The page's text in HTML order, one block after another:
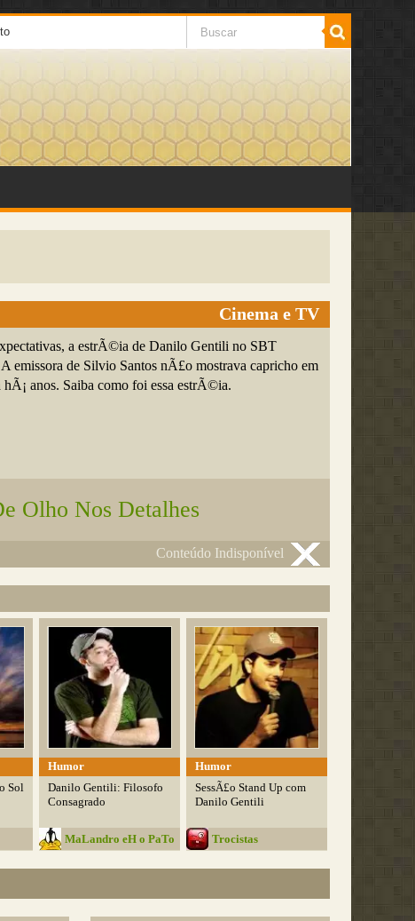
Cinema e TV
a estrÃ©ia de Danilo Gentili no SBT
emissora de Silvio Santos nÃ£o mostrava capricho em
hÃ¡ anos. Saiba como foi essa estrÃ©ia.
Olho Nos Detalhes
Conteúdo Indisponível
Sol
Humor
Danilo Gentili: Filosofo
Consagrado
MaLandro eH o PaTo
Humor
SessÃ£o Stand Up com
Danilo Gentili
Trocistas